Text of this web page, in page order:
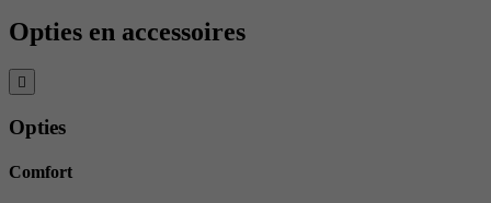
Opties en accessoires
Opties
Comfort